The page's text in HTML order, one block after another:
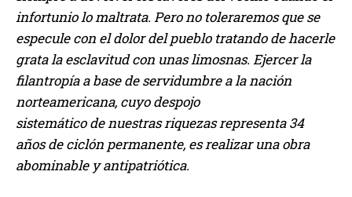
infortunio lo maltrata. Pero no toleraremos que se
especule con el dolor del pueblo tratando de hacerle
grata la esclavitud con unas limosnas. Ejercer la
filantropía a base de servidumbre a la nación
norteamericana, cuyo despojo
sistemático de nuestras riquezas representa 34
años de ciclón permanente, es realizar una obra
abominable y antipatriótica.